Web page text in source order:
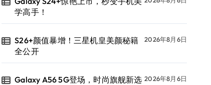
学高手！
S26+颜值暴增！三星机皇美颜秘籍
全公开
2026年8月6日
Galaxy A56 5G登场，时尚旗舰新选 2026年8月6日